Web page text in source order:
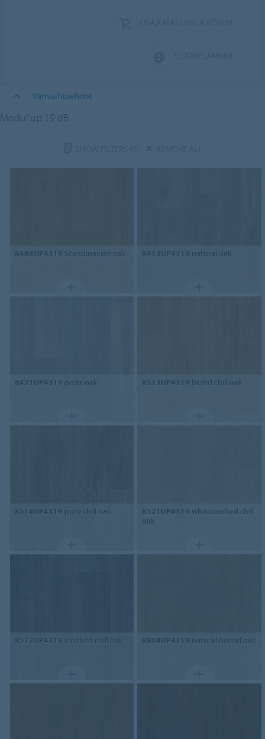
Värivaihtoehdot
Modul'up 19 dB
8483UP4319 Scandinavian oak 8413UP4319 natural oak
8421UP4319 polar oak 8513UP4319 blond chill oak
8514UP4319 pure chill oak 8521UP4319 whitewashed chill
oak
8512UP4319 smoked chill oak 8804UP4319 natural boreal oak